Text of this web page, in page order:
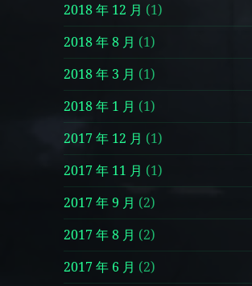
2018 年 12 月 (1)
2018 年 8 月 (1)
2018 年 3 月 (1)
2018 年 1 月 (1)
2017 年 12 月 (1)
2017 年 11 月 (1)
2017 年 9 月 (2)
2017 年 8 月 (2)
2017 年 6 月 (2)